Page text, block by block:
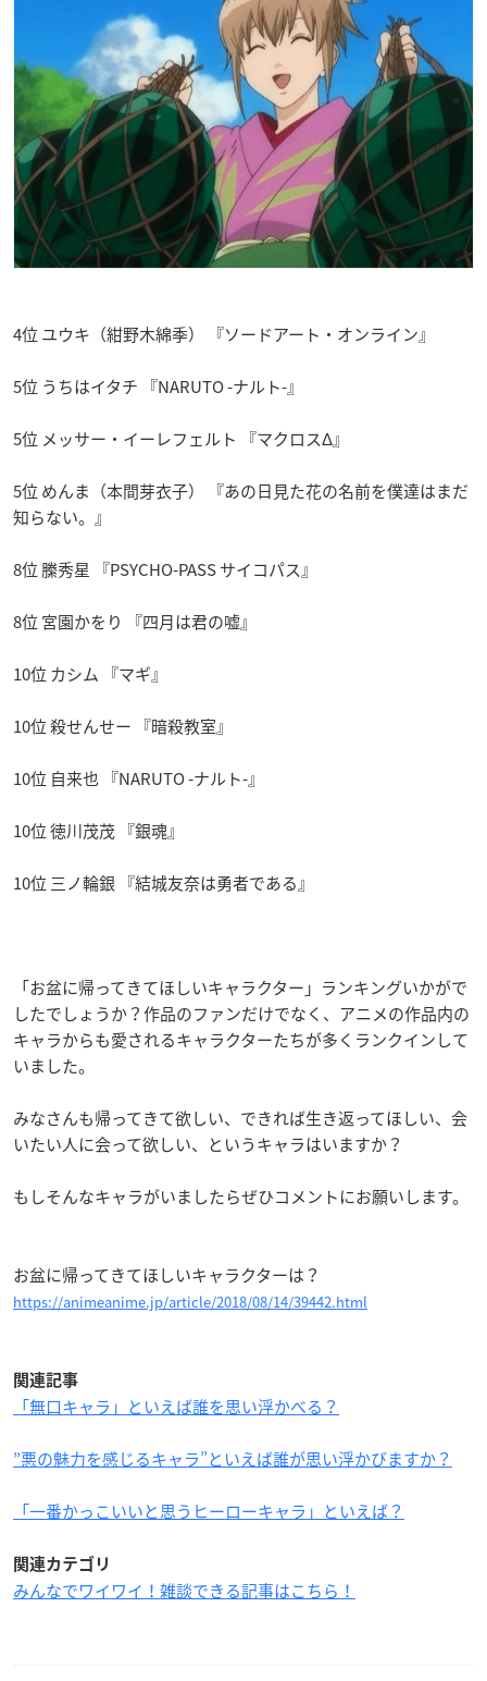
4位 ユウキ（紺野木綿季） 『ソードアート・オンライン』
5位 うちはイタチ 『NARUTO -ナルト-』
5位 メッサー・イーレフェルト 『マクロスΔ』
5位 めんま（本間芽衣子） 『あの日見た花の名前を僕達はまだ
知らない。』
8位 縢秀星 『PSYCHO-PASS サイコパス』
8位 宮園かをり 『四月は君の嘘』
10位 カシム 『マギ』
10位 殺せんせー 『暗殺教室』
10位 自来也 『NARUTO -ナルト-』
10位 徳川茂茂 『銀魂』
10位 三ノ輪銀 『結城友奈は勇者である』
「お盆に帰ってきてほしいキャラクター」ランキングいかがで
したでしょうか？作品のファンだけでなく、アニメの作品内の
キャラからも愛されるキャラクターたちが多くランクインして
いました。
みなさんも帰ってきて欲しい、できれば生き返ってほしい、会
いたい人に会って欲しい、というキャラはいますか？
もしそんなキャラがいましたらぜひコメントにお願いします。
お盆に帰ってきてほしいキャラクターは？
https://animeanime.jp/article/2018/08/14/39442.html
関連記事
「無口キャラ」といえば誰を思い浮かべる？
”悪の魅力を感じるキャラ”といえば誰が思い浮かびますか？
「一番かっこいいと思うヒーローキャラ」といえば？
関連カテゴリ
みんなでワイワイ！雑談できる記事はこちら！